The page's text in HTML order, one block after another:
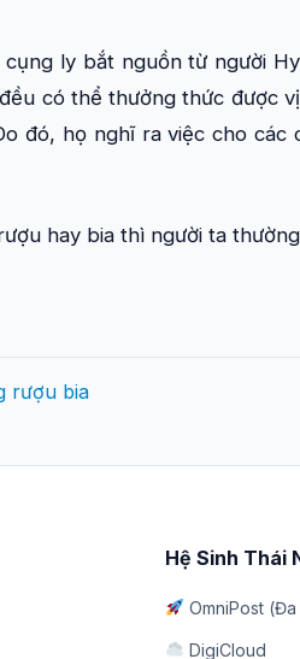
ly bắt nguồn từ người
có thể thưởng thức được
đó, họ nghĩ ra việc cho các
hay bia thì người ta
rượu bia
Hệ Sinh Thái
OmniPost
DigiCloud